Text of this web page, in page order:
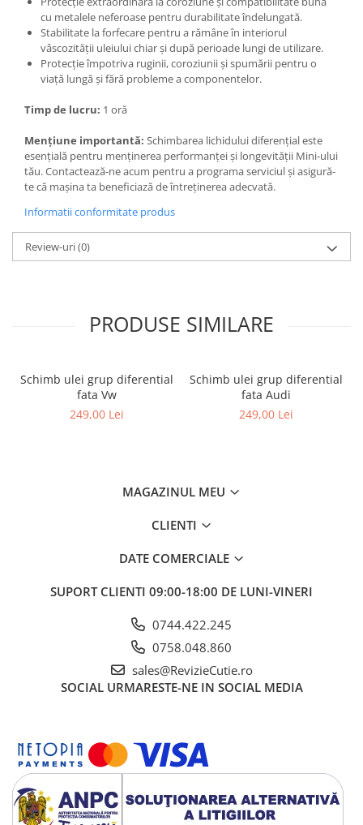
cu metalele neferoase pentru durabilitate îndelungată.
Stabilitate la forfecare pentru a rămâne în interiorul
vâscozității uleiului chiar și după perioade lungi de utilizare.
Protecție împotriva ruginii, coroziunii și spumării pentru o
viață lungă și fără probleme a componentelor.
Timp de lucru: 1 oră
Mențiune importantă: Schimbarea lichidului diferențial este
esențială pentru menținerea performanței și longevității Mini-ului
tău. Contactează-ne acum pentru a programa serviciul și asigură-
te că mașina ta beneficiază de întreținerea adecvată.
Informatii conformitate produs
Review-uri(0)
PRODUSE SIMILARE
Schimb ulei grup diferential
fata Vw
249,00 Lei
Schimb ulei grup diferential
fata Audi
249,00 Lei
MAGAZINUL MEU
CLIENTI
DATE COMERCIALE
SUPORT CLIENTI 09:00-18:00 DE LUNI-VINERI
0744.422.245
0758.048.860
sales@RevizieCutie.ro
SOCIAL URMARESTE-NE IN SOCIAL MEDIA